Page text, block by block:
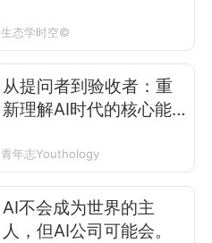
生态学时空©
从提问者到验收者：重
新理解AI时代的核心能
青年志Youthology
AI不会成为世界的主
人，但AI公司可能会。